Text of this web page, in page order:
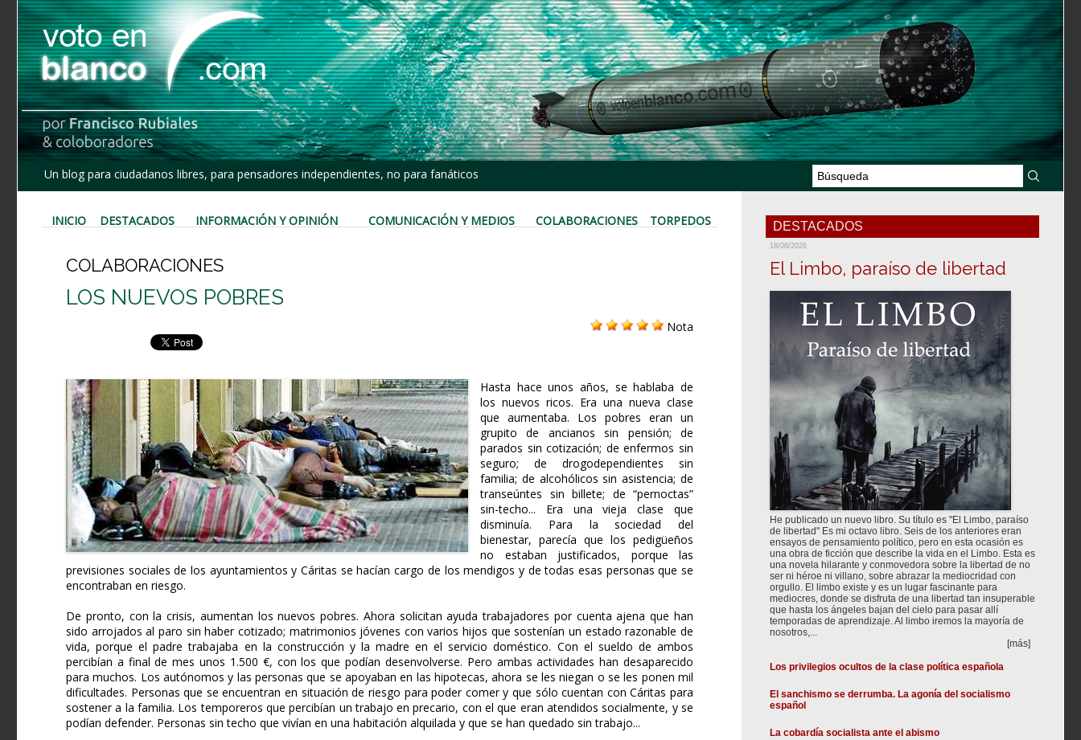
Un blog para ciudadanos libres, para pensadores independientes, no para fanáticos
INICIO DESTACADOS INFORMACIÓN Y OPINIÓN COMUNICACIÓN Y MEDIOS COLABORACIONES TORPEDOS
COLABORACIONES
LOS NUEVOS POBRES
Nota
Hasta hace unos años, se hablaba de
los nuevos ricos. Era una nueva clase
que aumentaba. Los pobres eran un
grupito de ancianos sin pensión; de
parados sin cotización; de enfermos sin
seguro; de drogodependientes sin
familia; de alcohólicos sin asistencia; de
transeúntes sin billete; de “pernoctas”
sin-techo... Era una vieja clase que
disminuía. Para la sociedad del
bienestar, parecía que los pedigüeños
no estaban justificados, porque las
previsiones sociales de los ayuntamientos y Cáritas se hacían cargo de los mendigos y de todas esas personas que se
encontraban en riesgo.
De pronto, con la crisis, aumentan los nuevos pobres. Ahora solicitan ayuda trabajadores por cuenta ajena que han
sido arrojados al paro sin haber cotizado; matrimonios jóvenes con varios hijos que sostenían un estado razonable de
vida, porque el padre trabajaba en la construcción y la madre en el servicio doméstico. Con el sueldo de ambos
percibían a final de mes unos 1.500 €, con los que podían desenvolverse. Pero ambas actividades han desaparecido
para muchos. Los autónomos y las personas que se apoyaban en las hipotecas, ahora se les niegan o se les ponen mil
dificultades. Personas que se encuentran en situación de riesgo para poder comer y que sólo cuentan con Cáritas para
sostener a la familia. Los temporeros que percibían un trabajo en precario, con el que eran atendidos socialmente, y se
podían defender. Personas sin techo que vivían en una habitación alquilada y que se han quedado sin trabajo...
DESTACADOS
18/06/2026
El Limbo, paraíso de libertad
He publicado un nuevo libro. Su título es "El Limbo, paraíso
de libertad" Es mi octavo libro. Seis de los anteriores eran
ensayos de pensamiento político, pero en esta ocasión es
una obra de ficción que describe la vida en el Limbo. Esta es
una novela hilarante y conmovedora sobre la libertad de no
ser ni héroe ni villano, sobre abrazar la mediocridad con
orgullo. El limbo existe y es un lugar fascinante para
mediocres, donde se disfruta de una libertad tan insuperable
que hasta los ángeles bajan del cielo para pasar allí
temporadas de aprendizaje. Al limbo iremos la mayoría de
nosotros,...
[más]
Los privilegios ocultos de la clase política española
El sanchismo se derrumba. La agonía del socialismo
español
La cobardía socialista ante el abismo